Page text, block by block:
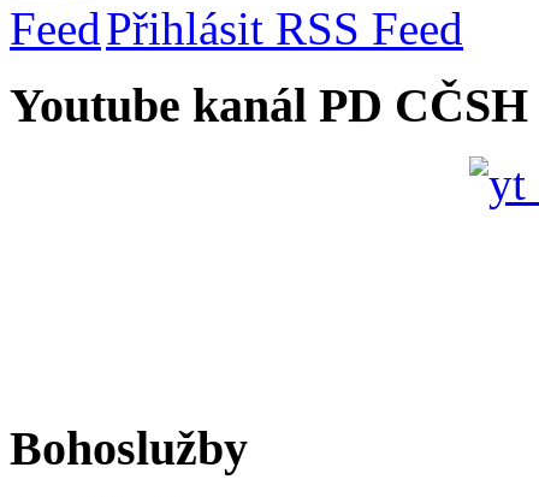
Přihlásit RSS Feed
Youtube kanál PD CČSH
Bohoslužby